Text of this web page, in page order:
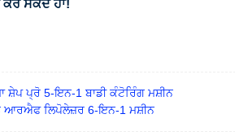
ਕਰ ਸਕਦੇ ਹਾਂ!
ਸ਼ੇਪ ਪ੍ਰੋ 5-ਇਨ-1 ਬਾਡੀ ਕੰਟੋਰਿੰਗ ਮਸ਼ੀਨ
ਆਰਐਫ ਲਿਪੋਲੇਜ਼ਰ 6-ਇਨ-1 ਮਸ਼ੀਨ